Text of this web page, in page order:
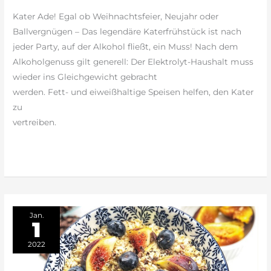
Kater Ade! Egal ob Weihnachtsfeier, Neujahr oder
Ballvergnügen – Das legendäre Katerfrühstück ist nach
jeder Party, auf der Alkohol fließt, ein Muss! Nach dem
Alkoholgenuss gilt generell: Der Elektrolyt-Haushalt muss
wieder ins Gleichgewicht gebracht
werden. Fett- und eiweißhaltige Speisen helfen, den Kater
zu
vertreiben.
Jan.
1
2022